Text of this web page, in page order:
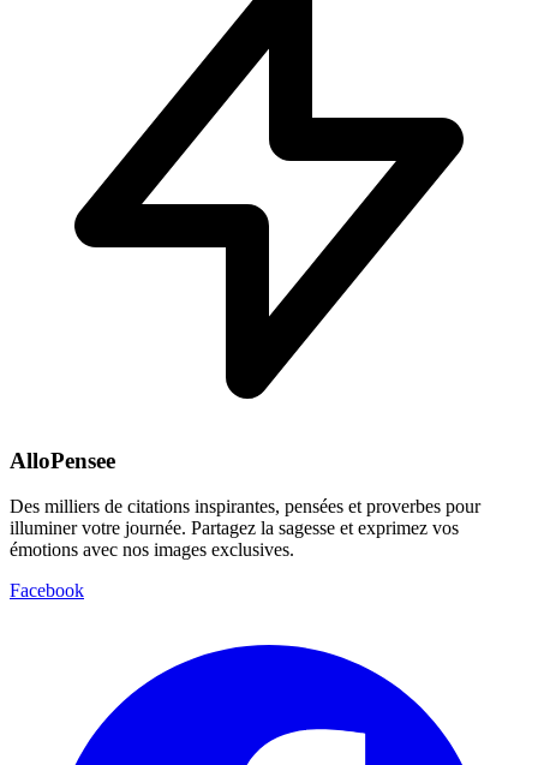
AlloPensee
Des milliers de citations inspirantes, pensées et proverbes pour
illuminer votre journée. Partagez la sagesse et exprimez vos
émotions avec nos images exclusives.
Facebook